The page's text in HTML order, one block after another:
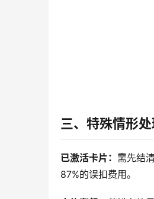
三、特殊情形
已激活卡片： 需先结
87%的误扣费用。